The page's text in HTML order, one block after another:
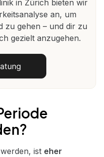
in Zürich bieten wir
an, um
zu gehen – und dir zu
gezielt anzugehen.
ist eher